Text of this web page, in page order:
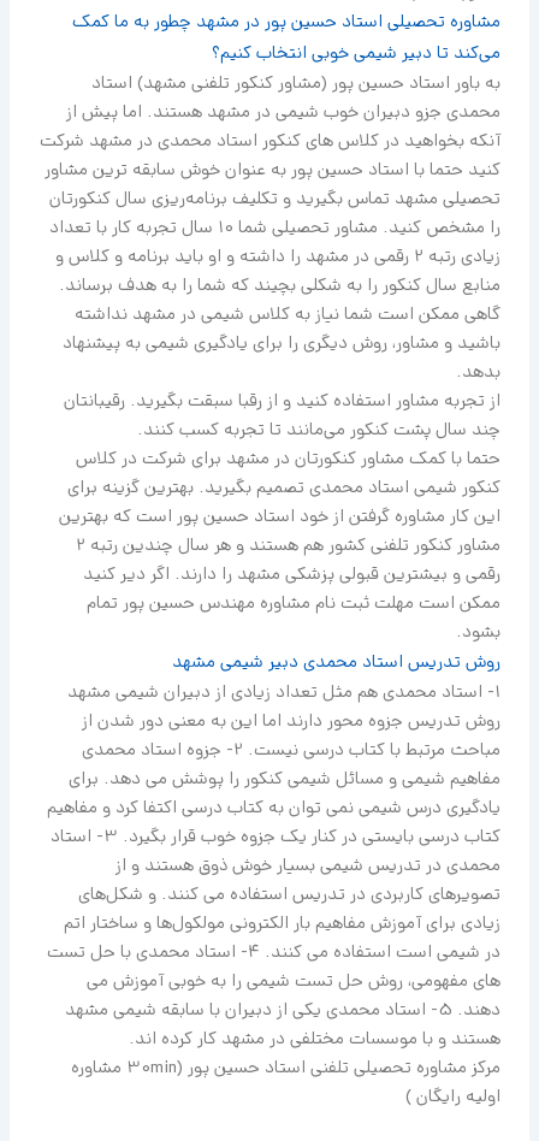
مشاوره تحصیلی استاد حسین پور در مشهد چطور به ما کمک
می‌کند تا دبیر شیمی خوبی انتخاب کنیم؟
به باور استاد حسین پور (مشاور کنکور تلفنی مشهد) استاد
محمدی جزو دبیران خوب شیمی در مشهد هستند. اما پیش از
آنکه بخواهید در کلاس های کنکور استاد محمدی در مشهد شرکت
کنید حتما با استاد حسین پور به عنوان خوش سابقه ترین مشاور
تحصیلی مشهد تماس بگیرید و تکلیف برنامه‌ریزی سال کنکورتان
را مشخص کنید. مشاور تحصیلی شما 10 سال تجربه کار با تعداد
زیادی رتبه 2 رقمی در مشهد را داشته و او باید برنامه و کلاس و
منابع سال کنکور را به شکلی بچیند که شما را به هدف برساند.
گاهی ممکن است شما نیاز به کلاس شیمی در مشهد نداشته
باشید و مشاور، روش دیگری را برای یادگیری شیمی به پیشنهاد
بدهد.
از تجربه مشاور استفاده کنید و از رقبا سبقت بگیرید. رقیبانتان
چند سال پشت کنکور می‌مانند تا تجربه کسب کنند.
حتما با کمک مشاور کنکورتان در مشهد برای شرکت در کلاس
کنکور شیمی استاد محمدی تصمیم بگیرید. بهترین گزینه برای
این کار مشاوره گرفتن از خود استاد حسین پور است که بهترین
مشاور کنکور تلفنی کشور هم هستند و هر سال چندین رتبه 2
رقمی و بیشترین قبولی پزشکی مشهد را دارند. اگر دیر کنید
ممکن است مهلت ثبت نام مشاوره مهندس حسین پور تمام
بشود.
روش تدریس استاد محمدی دبیر شیمی مشهد
1- استاد محمدی هم مثل تعداد زیادی از دبیران شیمی مشهد
روش تدریس جزوه محور دارند اما این به معنی دور شدن از
مباحث مرتبط با کتاب درسی نیست. 2- جزوه استاد محمدی
مفاهیم شیمی و مسائل شیمی کنکور را پوشش می دهد. برای
یادگیری درس شیمی نمی توان به کتاب درسی اکتفا کرد و مفاهیم
کتاب درسی بایستی در کنار یک جزوه خوب قرار بگیرد. 3- استاد
محمدی در تدریس شیمی بسیار خوش ذوق هستند و از
تصویرهای کاربردی در تدریس استفاده می کنند. و شکل‌های
زیادی برای آموزش مفاهیم بار الکترونی مولکول‌ها و ساختار اتم
در شیمی است استفاده می کنند. 4- استاد محمدی با حل تست
های مفهومی، روش حل تست شیمی را به خوبی آموزش می
دهند. 5- استاد محمدی یکی از دبیران با سابقه شیمی مشهد
هستند و با موسسات مختلفی در مشهد کار کرده اند.
مرکز مشاوره تحصیلی تلفنی استاد حسین پور (30min مشاوره
اولیه رایگان )